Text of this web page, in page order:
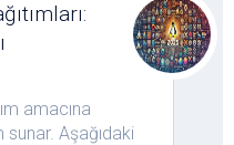
amacına
sunar. Aşağıdaki